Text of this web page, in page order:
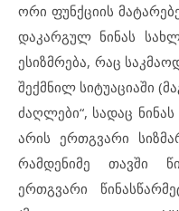
ორი ფუნქციის
დაკარგულ ნინას
ესიზმრება, რაც
შექმნილ სიტუაციაში
ძაღლები“, სადაც ნინას
არის ერთგვარი
რამდენიმე თავში
ერთგვარი